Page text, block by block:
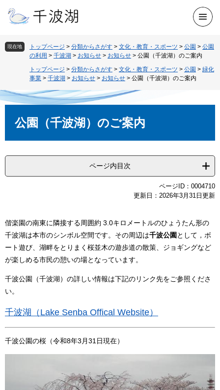
先
メ
ュ
ー
現在地 トップページ > 分類からさがす > 文化・教育・スポーツ > 公園 > 公園
の利用 > 千波湖 > お知らせ > お知らせ > 公園（千波湖）のご案内
トップページ > 分類からさがす > 文化・教育・スポーツ > 公園 > 緑化
事業 > 千波湖 > お知らせ > お知らせ > 公園（千波湖）のご案内
公園（千波湖）のご案内
ページ内目次
ページID：0004710
更新日：2026年3月31日更新
偕楽園の南東に隣接する周囲約 3.0キロメートルのひょうたん形の
千波湖は本市のシンボル空間です。その周辺は千波公園として，ボ
ート遊び、湖畔をとりまく桜並木の遊歩道の散策、ジョギングなど
が楽しめる市民の憩いの場となっています。
千波公園（千波湖）の詳しい情報は下記のリンク先をご参照くださ
い。
千波湖（Lake Senba Offical Website）
千波公園の桜（令和8年3月31日現在）